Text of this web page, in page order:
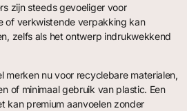
zijn steeds gevoeliger voor
of verkwistende verpakking kan
zelfs als het ontwerp indrukwekkend
merken nu voor recyclebare materialen,
of minimaal gebruik van plastic. Een
kan premium aanvoelen zonder